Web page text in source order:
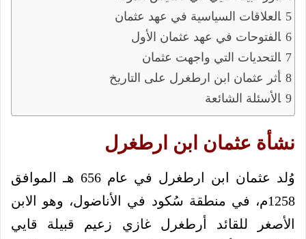
العلاقات السياسية في عهد عثمان
الفتوحات في عهد عثمان الأول
التحديات التي واجهت عثمان
أثر عثمان ابن ارطغرل على التاريخ
الأسئلة الشائعة
نشأة عثمان ابن ارطغرل
وُلد عثمان ابن ارطغرل في عام 656 هـ الموافق
1258م، في منطقة سُكود في الأناضول، وهو الابن
الأصغر للقائد أرطغرل غازي زعيم قبيلة قايي